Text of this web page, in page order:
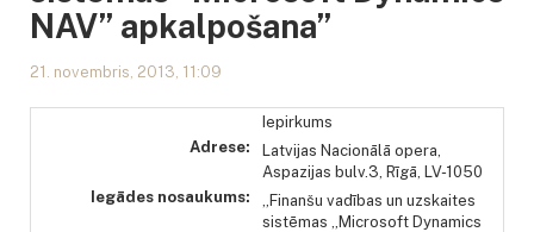
NAV” apkalpošana”
21. novembris, 2013, 11:09
Iepirkums
Adrese:
Latvijas Nacionālā opera,
Aspazijas bulv.3, Rīgā, LV-1050
Iegādes nosaukums:
„Finanšu vadības un uzskaites
sistēmas „Microsoft Dynamics